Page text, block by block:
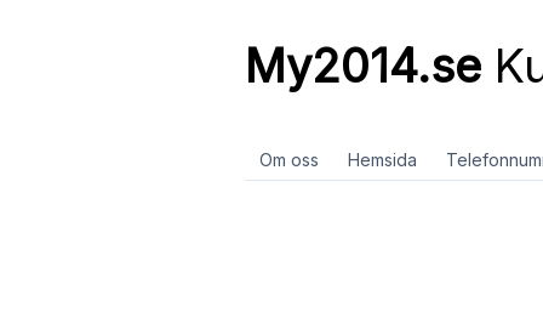
My2014.se
Om oss Hemsida